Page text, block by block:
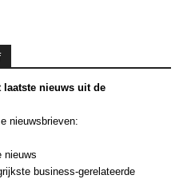
nieuws uit de
nieuwsbrieven:
nieuws
business-gerelateerde